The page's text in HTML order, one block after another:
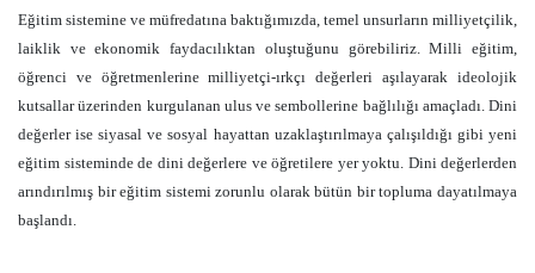
Eğitim sistemine ve müfredatına baktığımızda, temel unsurların milliyetçilik,
laiklik ve ekonomik faydacılıktan oluştuğunu görebiliriz. Milli eğitim,
öğrenci ve öğretmenlerine milliyetçi-ırkçı değerleri aşılayarak ideolojik
kutsallar üzerinden kurgulanan ulus ve sembollerine bağlılığı amaçladı. Dini
değerler ise siyasal ve sosyal hayattan uzaklaştırılmaya çalışıldığı gibi yeni
eğitim sisteminde de dini değerlere ve öğretilere yer yoktu. Dini değerlerden
arındırılmış bir eğitim sistemi zorunlu olarak bütün bir topluma dayatılmaya
başlandı.